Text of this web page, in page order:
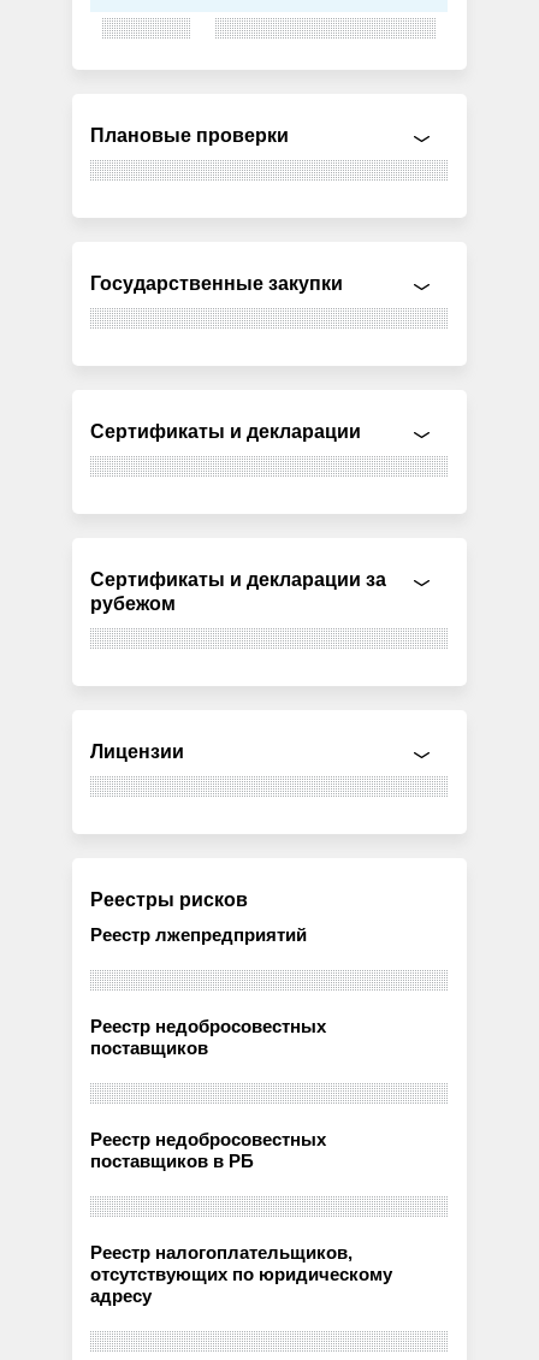
Плановые проверки
Государственные закупки
Сертификаты и декларации
Сертификаты и декларации за
рубежом
Лицензии
Реестры рисков
Реестр лжепредприятий
Реестр недобросовестных
поставщиков
Реестр недобросовестных
поставщиков в РБ
Реестр налогоплательщиков,
отсутствующих по юридическому
адресу